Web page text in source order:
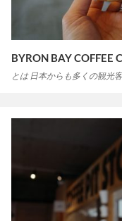
BYRON BAY COFFEE
とは 日本からも多くの観光